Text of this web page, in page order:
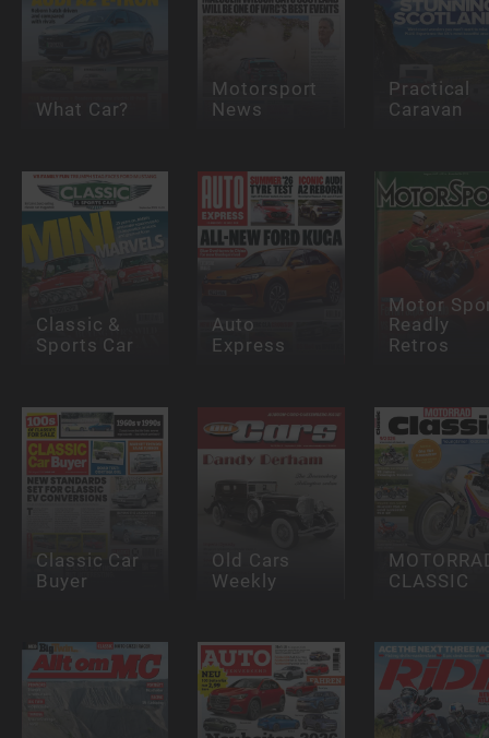
What Car?
Motorsport
News
Practical
Caravan
Classic &
Sports Car
Auto
Express
Motor
Readly
Retros
Classic Car
Buyer
Old Cars
Weekly
CLASSIC